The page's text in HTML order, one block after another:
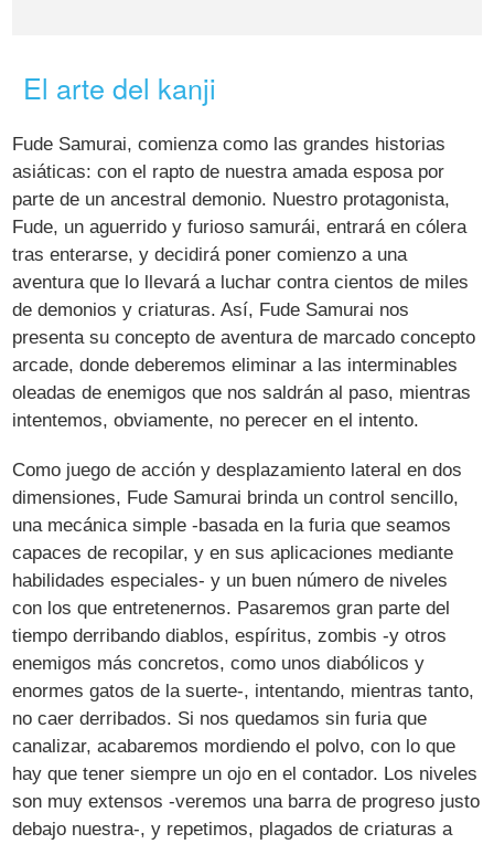
El arte del kanji
Fude Samurai, comienza como las grandes historias
asiáticas: con el rapto de nuestra amada esposa por
parte de un ancestral demonio. Nuestro protagonista,
Fude, un aguerrido y furioso samurái, entrará en cólera
tras enterarse, y decidirá poner comienzo a una
aventura que lo llevará a luchar contra cientos de miles
de demonios y criaturas. Así, Fude Samurai nos
presenta su concepto de aventura de marcado concepto
arcade, donde deberemos eliminar a las interminables
oleadas de enemigos que nos saldrán al paso, mientras
intentemos, obviamente, no perecer en el intento.
Como juego de acción y desplazamiento lateral en dos
dimensiones, Fude Samurai brinda un control sencillo,
una mecánica simple -basada en la furia que seamos
capaces de recopilar, y en sus aplicaciones mediante
habilidades especiales- y un buen número de niveles
con los que entretenernos. Pasaremos gran parte del
tiempo derribando diablos, espíritus, zombis -y otros
enemigos más concretos, como unos diabólicos y
enormes gatos de la suerte-, intentando, mientras tanto,
no caer derribados. Si nos quedamos sin furia que
canalizar, acabaremos mordiendo el polvo, con lo que
hay que tener siempre un ojo en el contador. Los niveles
son muy extensos -veremos una barra de progreso justo
debajo nuestra-, y repetimos, plagados de criaturas a